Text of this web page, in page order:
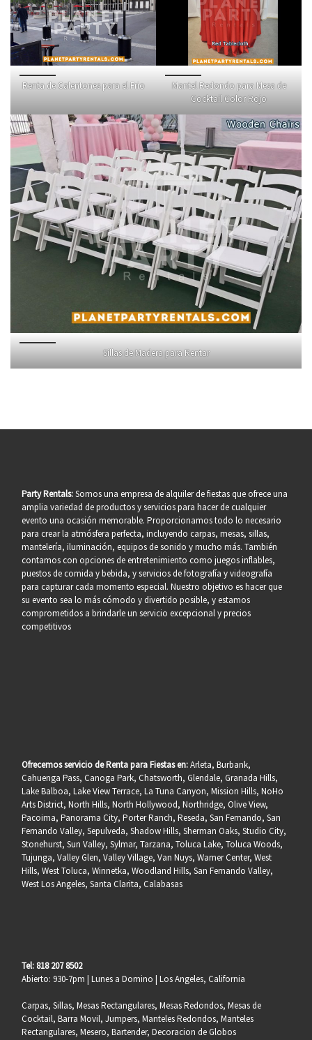
Renta de Calentones para el Frio
Mantel Redondo para Mesa de
Cocktail Color Rojo
Sillas de Madera para Rentar
Party Rentals:Somos una empresa de alquiler de fiestas que ofrece una
amplia variedad de productos y servicios para hacer de cualquier
evento una ocasión memorable. Proporcionamos todo lo necesario
para crear la atmósfera perfecta, incluyendo carpas, mesas, sillas,
mantelería, iluminación, equipos de sonido y mucho más. También
contamos con opciones de entretenimiento como juegos inflables,
puestos de comida y bebida, y servicios de fotografía y videografía
para capturar cada momento especial. Nuestro objetivo es hacer que
su evento sea lo más cómodo y divertido posible, y estamos
comprometidos a brindarle un servicio excepcional y precios
competitivos
Ofrecemos servicio de Renta para Fiestas en:Arleta, Burbank,
Cahuenga Pass, Canoga Park, Chatsworth, Glendale, Granada Hills,
Lake Balboa, Lake View Terrace, La Tuna Canyon, Mission Hills, NoHo
Arts District, North Hills, North Hollywood, Northridge, Olive View,
Pacoima, Panorama City, Porter Ranch, Reseda, San Fernando, San
Fernando Valley, Sepulveda, Shadow Hills, Sherman Oaks, Studio City,
Stonehurst, Sun Valley, Sylmar, Tarzana, Toluca Lake, Toluca Woods,
Tujunga, Valley Glen, Valley Village, Van Nuys, Warner Center, West
Hills, West Toluca, Winnetka, Woodland Hills, San Fernando Valley,
West Los Angeles, Santa Clarita, Calabasas
Tel: 818 207 8502
Abierto: 930-7pm | Lunes a Domino | Los Angeles, California
Carpas, Sillas, Mesas Rectangulares, Mesas Redondos, Mesas de
Cocktail, Barra Movil, Jumpers, Manteles Redondos, Manteles
Rectangulares, Mesero, Bartender, Decoracion de Globos